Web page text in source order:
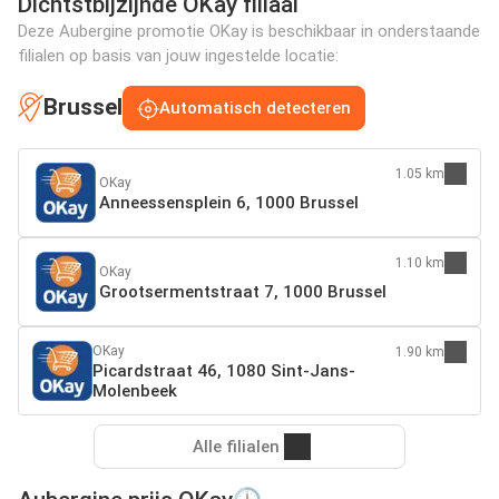
Deze Aubergine promotie OKay is beschikbaar in onderstaande
filialen op basis van jouw ingestelde locatie:
Brussel Automatisch detecteren
OKay
Anneessensplein 6, 1000 Brussel
1.05 km
OKay
Grootsermentstraat 7, 1000 Brussel
1.10 km
OKay
Picardstraat 46, 1080 Sint-Jans-
Molenbeek
1.90 km
Alle filialen